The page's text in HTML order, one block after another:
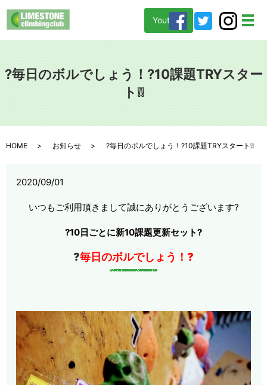
メ
Youtube
?毎日のボルでしょう！?10課題TRYスター
ト❕❕
HOME お知らせ ?毎日のボルでしょう！?10課題TRYスタート❕❕
2020/09/01
いつもご利用頂きまして誠にありがとうございます?
?10日ごとに新10課題更新セット?
?毎日のボルでしょう！?